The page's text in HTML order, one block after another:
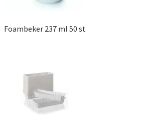
Foambeker 237 ml 50 st